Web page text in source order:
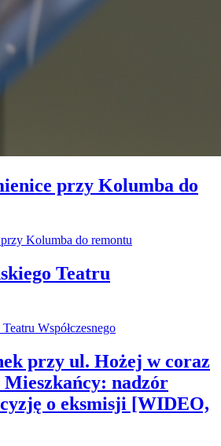
przy Kolumba do
Teatru
przy ul. Hożej w coraz
Mieszkańcy: nadzór
o eksmisji [WIDEO,